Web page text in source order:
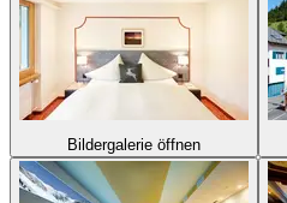
Bildergalerie öffnen